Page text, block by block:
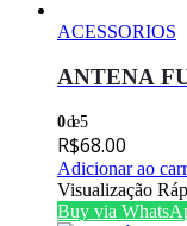
ACESSORIOS
ANTENA
0de 5
R$68.00
Adicionar ao
Visualização
Buy via